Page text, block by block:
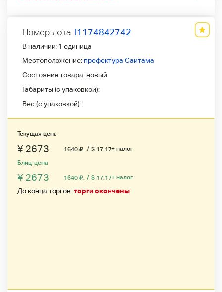
Номер лота: l1174842742
В наличии: 1 единица
Местоположение: префектура Сайтама
Состояние товара: новый
Габариты (с упаковкой):
Вес (с упаковкой):
Текущая цена
¥ 2673 1640 ₽ / $ 17.17+ налог
Блиц-цена
¥ 2673 1640 ₽ / $ 17.17+ налог
До конца торгов:торги окончены